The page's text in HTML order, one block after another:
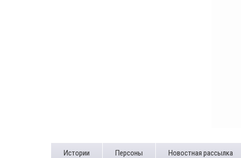
Истории Персоны Новостная рассылка